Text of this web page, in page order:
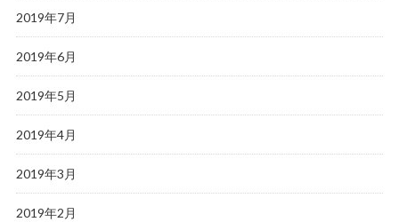
2019年7月
2019年6月
2019年5月
2019年4月
2019年3月
2019年2月